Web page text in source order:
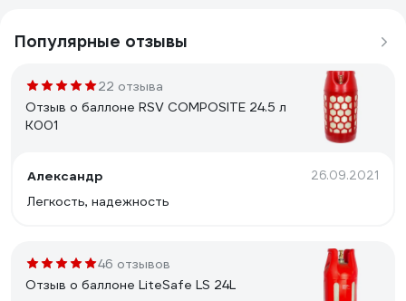
Популярные отзывы
22 отзыва
Отзыв о баллоне RSV COMPOSITE 24.5 л
К001
Александр 26.09.2021
Легкость, надежность
46 отзывов
Отзыв о баллоне LiteSafe LS 24L